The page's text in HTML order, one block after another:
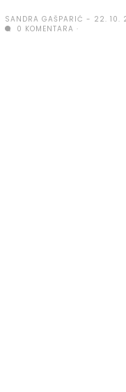
SANDRA GAŠPARIĆ
22. 10.
0 KOMENTARA